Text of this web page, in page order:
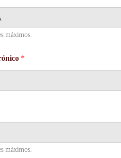
máximos.
*
máximos.